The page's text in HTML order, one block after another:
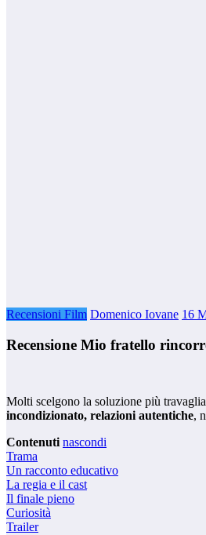
Recensioni Film Domenico Iovane 16
Recensione Mio fratello
Molti scelgono la soluzione più
incondizionato, relazioni autentiche,
Contenuti nascondi
Trama
Un racconto educativo
La regia e il cast
Il finale pieno
Curiosità
Trailer